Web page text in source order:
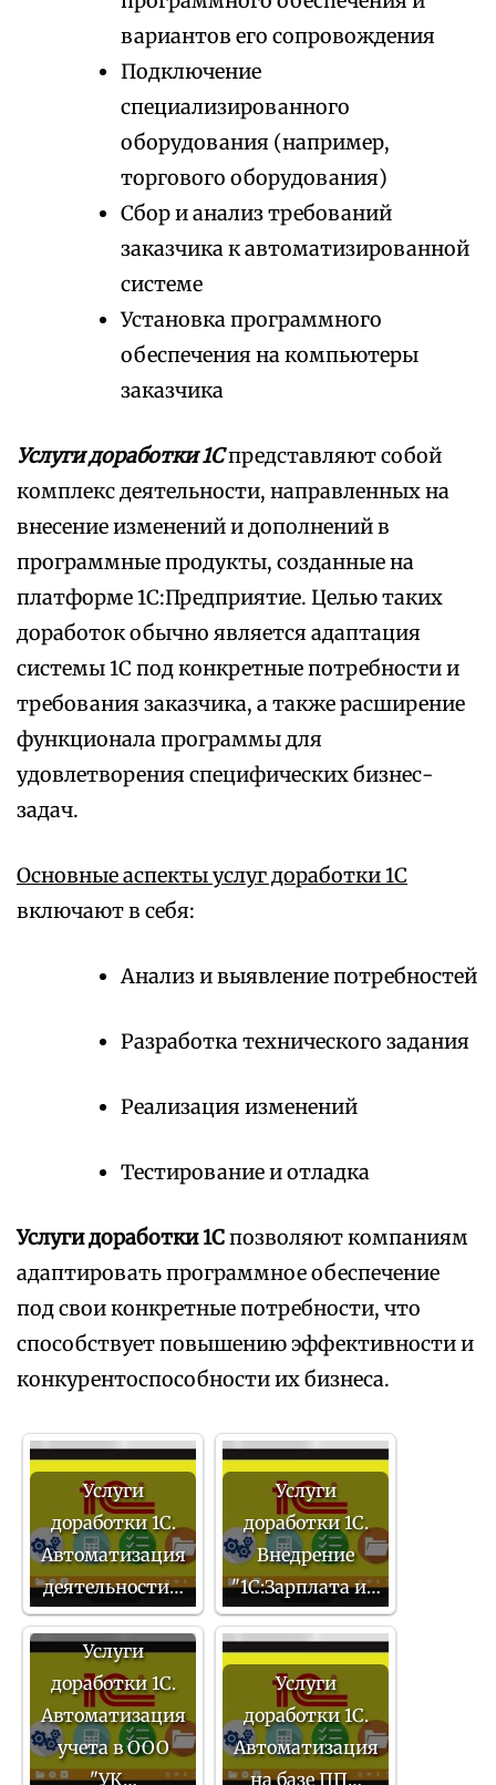
вариантов его сопровождения
Подключение
специализированного
оборудования (например,
торгового оборудования)
Сбор и анализ требований
заказчика к автоматизированной
системе
Установка программного
обеспечения на компьютеры
заказчика
Услуги доработки 1Спредставляют собой
комплекс деятельности, направленных на
внесение изменений и дополнений в
программные продукты, созданные на
платформе 1С:Предприятие. Целью таких
доработок обычно является адаптация
системы 1С под конкретные потребности и
требования заказчика, а также расширение
функционала программы для
удовлетворения специфических бизнес-
задач.
Основные аспекты услуг доработки 1С
включают в себя:
Анализ и выявление потребностей
Разработка технического задания
Реализация изменений
Тестирование и отладка
Услуги доработки 1Спозволяют компаниям
адаптировать программное обеспечение
под свои конкретные потребности, что
способствует повышению эффективности и
конкурентоспособности их бизнеса.
Услуги
доработки 1С.
Автоматизация
деятельности…
Услуги
доработки 1С.
Внедрение
"1С:Зарплата и…
Услуги
доработки 1С.
Автоматизация
учета в ООО
"УК…
Услуги
доработки 1С.
Автоматизация
на базе ПП…